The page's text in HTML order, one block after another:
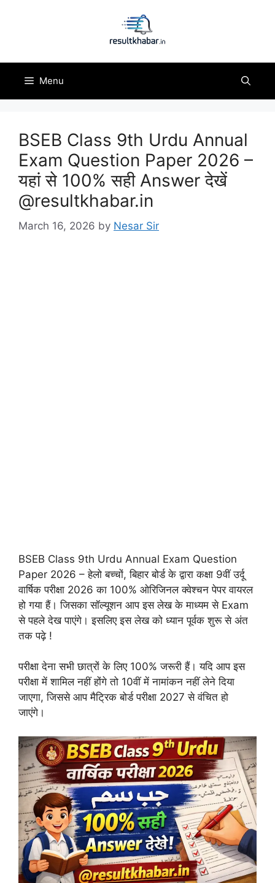
Menu
BSEB Class 9th Urdu Annual
Exam Question Paper 2026 –
यहां से 100% सही Answer देखें
@resultkhabar.in
March 16, 2026 by Nesar Sir
BSEB Class 9th Urdu Annual Exam Question
Paper 2026 – हेलो बच्चों, बिहार बोर्ड के द्वारा कक्षा 9वीं उर्दू
वार्षिक परीक्षा 2026 का 100% ओरिजिनल क्वेश्चन पेपर वायरल
हो गया हैं। जिसका सॉल्यूशन आप इस लेख के माध्यम से Exam
से पहले देख पाएंगे। इसलिए इस लेख को ध्यान पूर्वक शुरू से अंत
तक पढ़े !
परीक्षा देना सभी छात्रों के लिए 100% जरूरी हैं। यदि आप इस
परीक्षा में शामिल नहीं होंगे तो 10वीं में नामांकन नहीं लेने दिया
जाएगा, जिससे आप मैट्रिक बोर्ड परीक्षा 2027 से वंचित हो
जाएंगे।